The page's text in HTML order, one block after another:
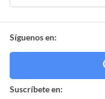
Síguenos en:
Suscríbete en: